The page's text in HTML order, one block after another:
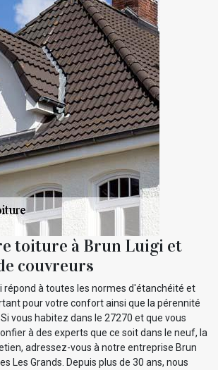
toiture à Brun Luigi et
couvreurs
répond à toutes les normes d'étanchéité et
pour votre confort ainsi que la pérennité
vous habitez dans le 27270 et que vous
à des experts que ce soit dans le neuf, la
adressez-vous à notre entreprise Brun
Les Grands. Depuis plus de 30 ans, nous